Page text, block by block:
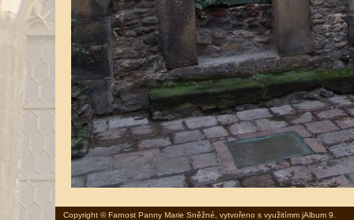
Copyright © Farnost Panny Marie Sněžné, vytvořeno s využitímm jAlbum 9